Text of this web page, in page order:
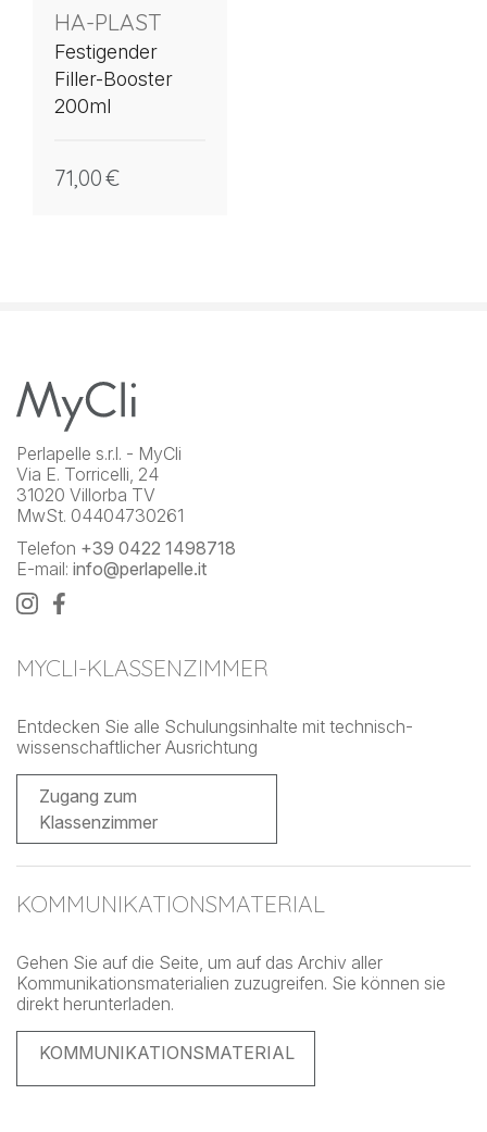
HA-PLAST
Festigender
Filler-Booster
200ml
71,00€
Perlapelle s.r.l. - MyCli
Via E. Torricelli, 24
31020 Villorba TV
MwSt. 04404730261
Telefon +39 0422 1498718
E-mail: info@perlapelle.it
MYCLI-KLASSENZIMMER
Entdecken Sie alle Schulungsinhalte mit technisch-
wissenschaftlicher Ausrichtung
Zugang zum
Klassenzimmer
KOMMUNIKATIONSMATERIAL
Gehen Sie auf die Seite, um auf das Archiv aller
Kommunikationsmaterialien zuzugreifen. Sie können sie
direkt herunterladen.
KOMMUNIKATIONSMATERIAL